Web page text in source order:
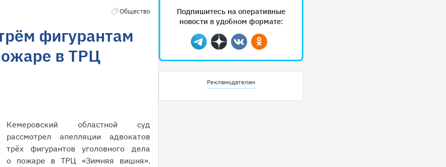
Общество
фигурантам
в ТРЦ
Кемеровский областной суд
рассмотрел апелляции адвокатов
трёх фигурантов уголовного дела
о пожаре в ТРЦ «Зимняя вишня».
Подпишитесь на оперативные
новости в удобном формате:
Telegram
ДзенВконтактеОдноклассники
Рекламодателям